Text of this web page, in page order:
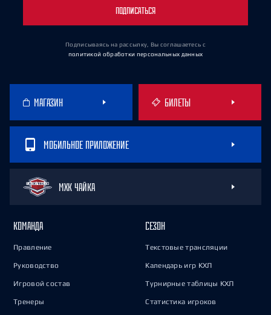
ПОДПИСАТЬСЯ
Подписываясь на рассылку, Вы соглашаетесь с
политикой обработки персональных данных
МАГАЗИН БИЛЕТЫ
МОБИЛЬНОЕ ПРИЛОЖЕНИЕ
МХК ЧАЙКА
КОМАНДА
Правление
Руководство
Игровой состав
Тренеры
СЕЗОН
Текстовые трансляции
Календарь игр КХЛ
Турнирные таблицы КХЛ
Статистика игроков